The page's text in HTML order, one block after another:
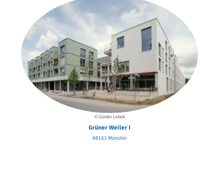
David Chipperfield
Harald Deilmann
Gottfried Böhm
Schneider von Esleben
Peter Behrens
Auszeichnung vorbildlicher Bauten NRW 2020
Big Beautiful Buildings (Großbauten der Nachkriegszeit)
Epochen
Gesamtübersicht...
© Günter Lebek
Grüner Weiler I
48161 Münster